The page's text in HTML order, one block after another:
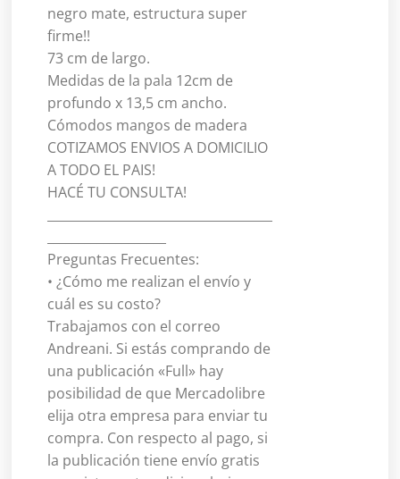
negro mate, estructura super
firme!!
73 cm de largo.
Medidas de la pala 12cm de
profundo x 13,5 cm ancho.
Cómodos mangos de madera
COTIZAMOS ENVIOS A DOMICILIO
A TODO EL PAIS!
HACÉ TU CONSULTA!
Preguntas Frecuentes:
• ¿Cómo me realizan el envío y
cuál es su costo?
Trabajamos con el correo
Andreani. Si estás comprando de
una publicación «Full» hay
posibilidad de que Mercadolibre
elija otra empresa para enviar tu
compra. Con respecto al pago, si
la publicación tiene envío gratis